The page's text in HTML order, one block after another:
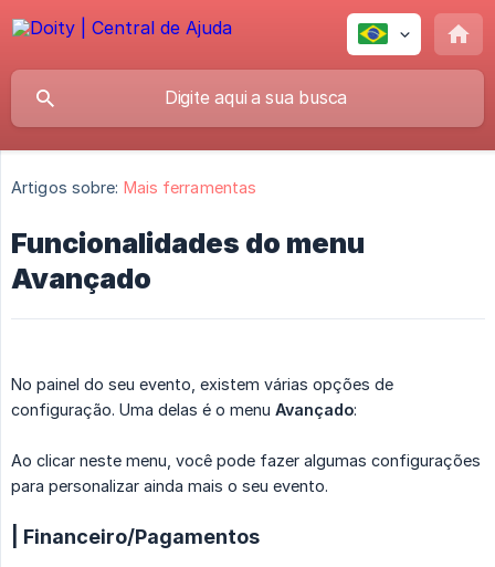
Artigos sobre: Mais ferramentas
Funcionalidades do menu
Avançado
No painel do seu evento, existem várias opções de
configuração. Uma delas é o menu Avançado:
Ao clicar neste menu, você pode fazer algumas configurações
para personalizar ainda mais o seu evento.
| Financeiro/Pagamentos